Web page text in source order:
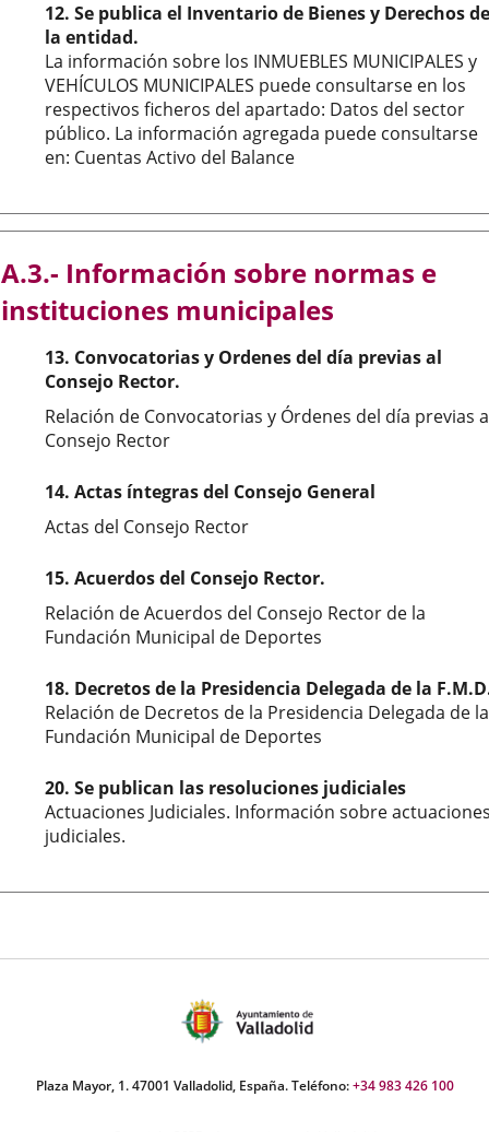
12. Se publica el Inventario de Bienes y Derechos de
la entidad.
La información sobre los INMUEBLES MUNICIPALES y
VEHÍCULOS MUNICIPALES puede consultarse en los
respectivos ficheros del apartado: Datos del sector
público. La información agregada puede consultarse
en: Cuentas Activo del Balance
A.3.- Información sobre normas e
instituciones municipales
13. Convocatorias y Ordenes del día previas al
Consejo Rector.
Relación de Convocatorias y Órdenes del día previas
Consejo Rector
14. Actas íntegras del Consejo General
Actas del Consejo Rector
15. Acuerdos del Consejo Rector.
Relación de Acuerdos del Consejo Rector de la
Fundación Municipal de Deportes
18. Decretos de la Presidencia Delegada de la
Relación de Decretos de la Presidencia Delegada de la
Fundación Municipal de Deportes
20. Se publican las resoluciones judiciales
Actuaciones Judiciales. Información sobre
judiciales.
Plaza Mayor, 1. 47001 Valladolid, España. Teléfono:+34 983 426 100